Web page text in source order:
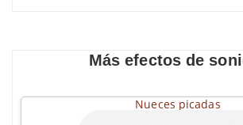
Más efectos de
Nueces picadas